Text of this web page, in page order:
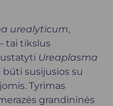
urealyticum,
tai tikslus
Ureaplasma
susijusios su
Tyrimas
grandininės